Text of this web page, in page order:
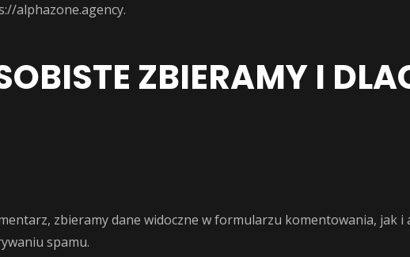
alphazone.agency.
ZBIERAMY I
zbieramy dane widoczne w formularzu komentowania, jak i
spamu.